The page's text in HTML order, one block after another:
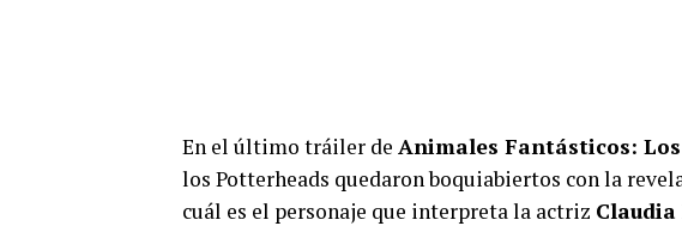
En el último tráiler de Animales Fantásticos:
los Potterheads quedaron boquiabiertos con la
cuál es el personaje que interpreta la actriz